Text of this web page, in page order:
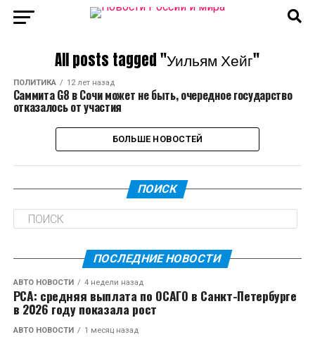
All posts tagged "Уильям Хейг"
ПОЛИТИКА 12 лет назад
Саммита G8 в Сочи может не быть, очередное государство
отказалось от участия
БОЛЬШЕ НОВОСТЕЙ
ПОИСК
ПОСЛЕДНИЕ НОВОСТИ
АВТО НОВОСТИ 4 недели назад
РСА: средняя выплата по ОСАГО в Санкт-Петербурге
в 2026 году показала рост
АВТО НОВОСТИ 1 месяц назад